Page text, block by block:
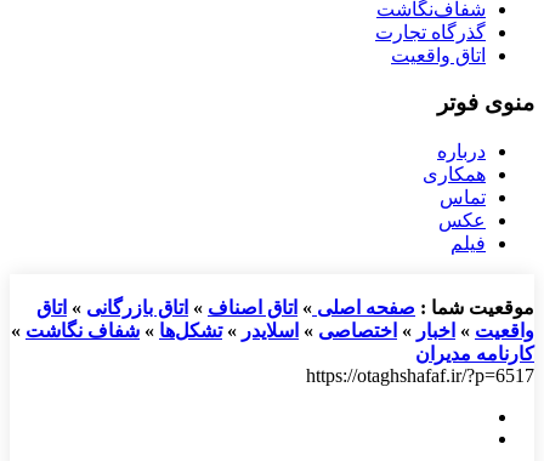
شفاف‌نگاشت
گذرگاه تجارت
اتاق واقعیت
منوی فوتر
درباره
همکاری
تماس
عکس
فیلم
موقعیت شما : صفحه اصلی » اتاق اصناف » اتاق بازرگانی » اتاق
واقعیت » اخبار » اختصاصی » اسلایدر »تشکل‌ها » شفاف نگاشت »
کارنامه مدیران
https://otaghshafaf.ir/?p=6517